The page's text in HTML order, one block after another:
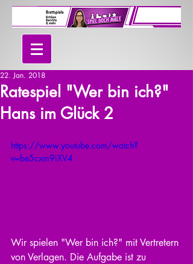
Ratespiel "Wer bin ich?"
Hans im Glück 2
22. Jan. 2018
https://www.youtube.com/watch?
v=be5cxm9iXV4
Wir spielen "Wer bin ich?" mit Vertretern
von Verlagen. Die Aufgabe ist zu